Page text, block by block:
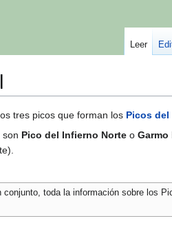
tres picos que forman los Picos
son Pico del Infierno Norte o Garmo
conjunto, toda la información sobre los
Leer